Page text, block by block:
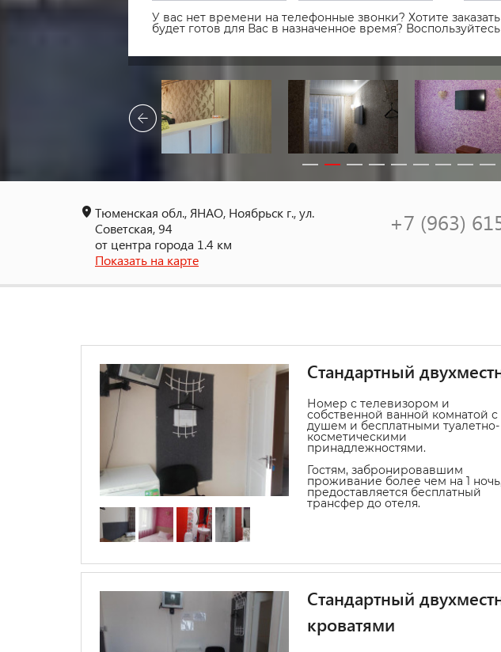
У вас нет времени на телефонные звонки? Хотите
будет готов для Вас в назначенное время?
Тюменская обл., ЯНАО, Ноябрьск г., ул.
Советская, 94
от центра города 1.4 км
Показать на карте
+7 (963)
Стандартный
Номер с телевизором и
собственной ванной комнатой с
душем и бесплатными туалетно-
косметическими
принадлежностями.
Гостям, забронировавшим
проживание более чем на 1
предоставляется бесплатный
трансфер до отеля.
Стандартный
кроватями